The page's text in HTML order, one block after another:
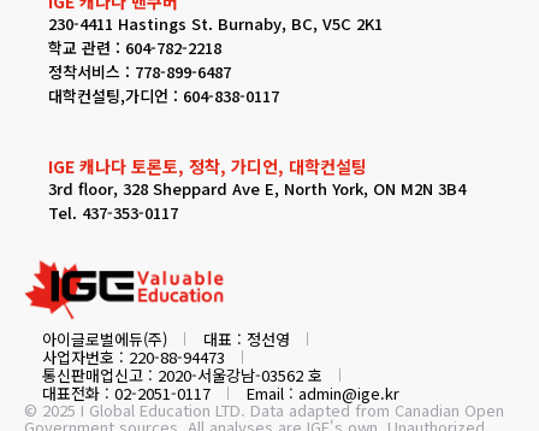
230-4411 Hastings St. Burnaby, BC, V5C 2K1
학교 관련 : 604-782-2218
정착서비스 : 778-899-6487
대학컨설팅,가디언 : 604-838-0117
IGE 캐나다 토론토, 정착, 가디언, 대학컨설팅
3rd floor, 328 Sheppard Ave E, North York, ON M2N 3B4
Tel. 437-353-0117
아이글로벌에듀(주) 대표 : 정선영
사업자번호 : 220-88-94473
통신판매업신고 : 2020-서울강남-03562 호
대표전화 : 02-2051-0117 Email : admin@ige.kr
© 2025 I Global Education LTD. Data adapted from Canadian Open